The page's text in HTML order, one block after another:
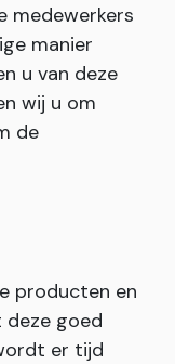
medewerkers
manier
u van deze
wij u om
de
producten en
goed
er tijd